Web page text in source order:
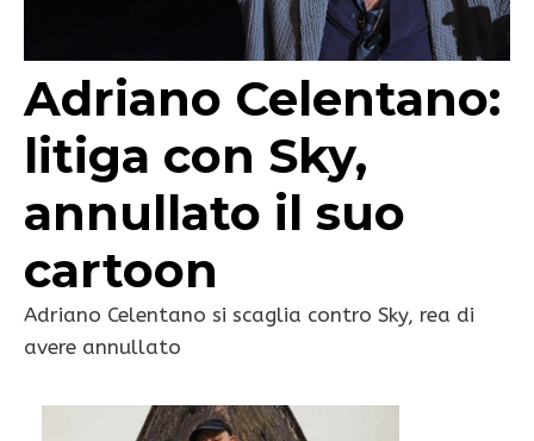
Adriano Celentano:
litiga con Sky,
annullato il suo
cartoon
Adriano Celentano si scaglia contro Sky, rea di
avere annullato